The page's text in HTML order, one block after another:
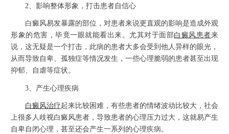
2、影响整体形象，打击患者自信心
白癜风易发暴露的部位，对患者来说更直观的影响是造成外观
形象的危害，毕竟一眼就能看出来。尤其对于面部白癜风患者来
说，这无疑是一个打击，此病的患者大多会受到他人异样的眼光，
从而导致自卑、孤独症等情况发生，一些心理脆弱的患者甚至出现
抑郁、自虐等症状。
3、产生心理疾病
白癜风治疗起来比较困难，有些患者的情绪波动比较大，社会
上很多人歧视白癜风患者，导致患者的心理压力过大，这就易产生
自卑自闭心理，甚至还会产生一系列的心理疾病。